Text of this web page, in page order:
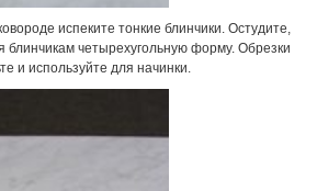
испеките тонкие блинчики. Остудите,
блинчикам четырехугольную форму. Обрезки
и используйте для начинки.